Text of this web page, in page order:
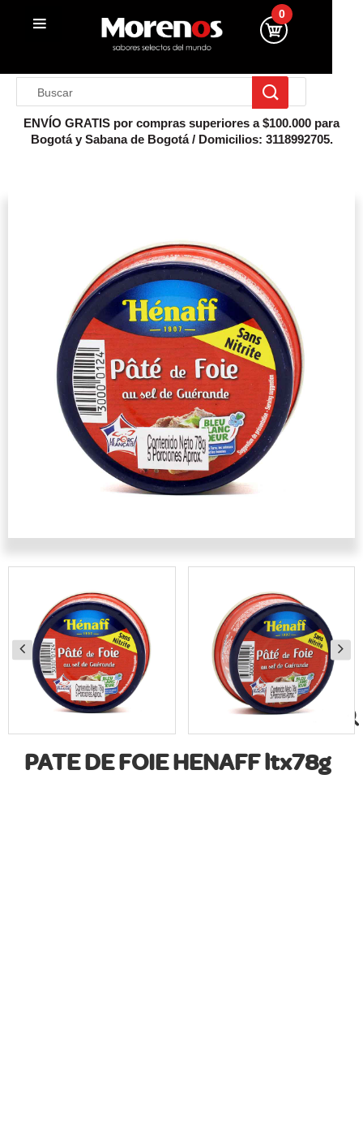
0
ENVÍO GRATIS por compras superiores a $100.000 para
Bogotá y Sabana de Bogotá / Domicilios: 3118992705.
PATE DE FOIE HENAFF ltx78g